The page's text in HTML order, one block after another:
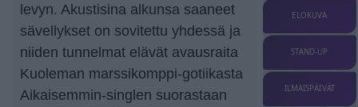
levyn. Akustisina alkunsa saaneet
sävellykset on sovitettu yhdessä ja
niiden tunnelmat elävät avausraita
Kuoleman marssikomppi-gotiikasta
Aikaisemmin-singlen suorastaan
ELOKUVA
STAND-UP
ILMAISPÄIVÄT